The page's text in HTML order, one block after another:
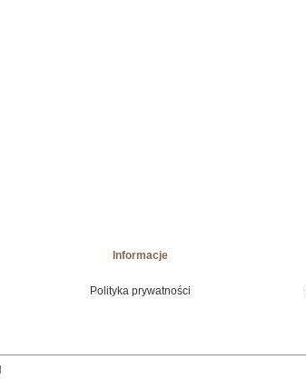
Informacje
Polityka prywatności